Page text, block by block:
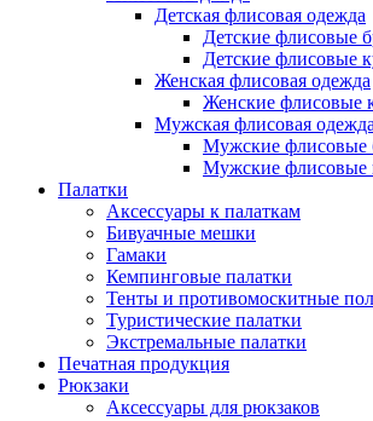
Детская флисовая одежда
Детские флисовые
Детские флисовые
Женская флисовая одежда
Женские флисовые
Мужская флисовая одежда
Мужские флисовые
Мужские флисовые
Палатки
Аксессуары к палаткам
Бивуачные мешки
Гамаки
Кемпинговые палатки
Тенты и противомоскитные
Туристические палатки
Экстремальные палатки
Печатная продукция
Рюкзаки
Аксессуары для рюкзаков